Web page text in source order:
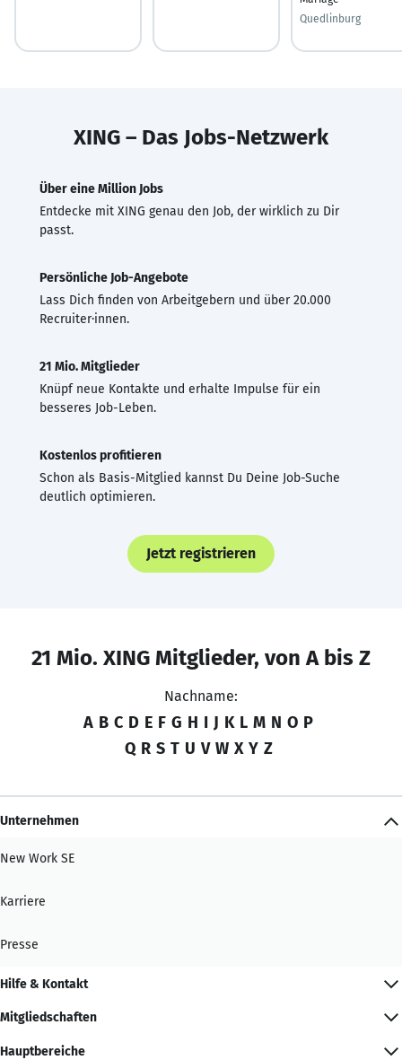
Quedlinburg
XING – Das Jobs-Netzwerk
Über eine Million Jobs
Entdecke mit XING genau den Job, der wirklich zu Dir
passt.
Persönliche Job-Angebote
Lass Dich finden von Arbeitgebern und über 20.000
Recruiter·innen.
21 Mio. Mitglieder
Knüpf neue Kontakte und erhalte Impulse für ein
besseres Job-Leben.
Kostenlos profitieren
Schon als Basis-Mitglied kannst Du Deine Job-Suche
deutlich optimieren.
Jetzt registrieren
21 Mio. XING Mitglieder, von A bis Z
Nachname:
A B C D E F G H I J K L M N O P
Q R S T U V W X Y Z
Unternehmen
New Work SE
Karriere
Presse
Hilfe & Kontakt
Mitgliedschaften
Hauptbereiche